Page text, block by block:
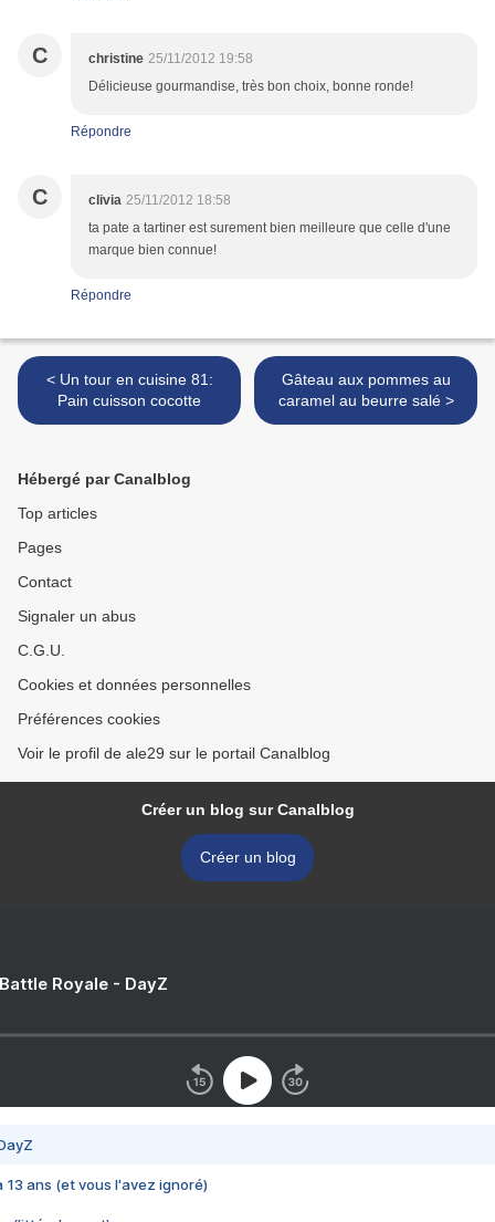
C christine 25/11/2012 19:58
Délicieuse gourmandise, très bon choix, bonne ronde!
Répondre
C clivia 25/11/2012 18:58
ta pate a tartiner est surement bien meilleure que celle d'une
marque bien connue!
Répondre
< Un tour en cuisine 81:
Pain cuisson cocotte
Gâteau aux pommes au
caramel au beurre salé >
Hébergé par Canalblog
Top articles
Pages
Contact
Signaler un abus
C.G.U.
Cookies et données personnelles
Préférences cookies
Voir le profil de ale29 sur le portail Canalblog
Créer un blog sur Canalblog
Créer un blog
Royale - DayZ
13 ans (et vous l'avez ignoré)